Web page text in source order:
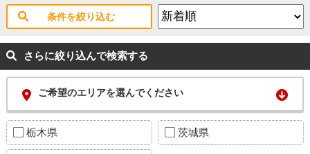
条件を絞り込む
さらに絞り込んで検索する
ご希望のエリアを選んでください
栃木県 茨城県